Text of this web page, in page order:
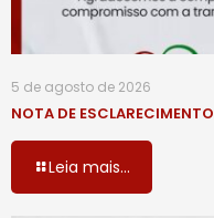
5 de agosto de 2026
NOTA DE ESCLARECIMENTO
Leia mais...